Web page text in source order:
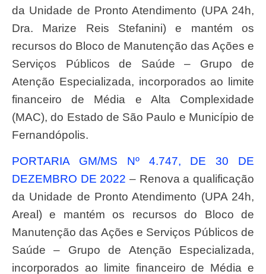
da Unidade de Pronto Atendimento (UPA 24h,
Dra. Marize Reis Stefanini) e mantém os
recursos do Bloco de Manutenção das Ações e
Serviços Públicos de Saúde – Grupo de
Atenção Especializada, incorporados ao limite
financeiro de Média e Alta Complexidade
(MAC), do Estado de São Paulo e Município de
Fernandópolis.
PORTARIA GM/MS Nº 4.747, DE 30 DE
DEZEMBRO DE 2022 – Renova a qualificação
da Unidade de Pronto Atendimento (UPA 24h,
Areal) e mantém os recursos do Bloco de
Manutenção das Ações e Serviços Públicos de
Saúde – Grupo de Atenção Especializada,
incorporados ao limite financeiro de Média e